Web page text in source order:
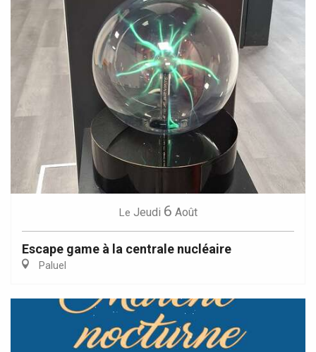
Le Jeudi 6 Août
Escape game à la centrale nucléaire
Paluel